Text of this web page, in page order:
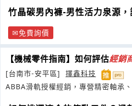
竹晶碳男內褲-男性活力泉源
免費詢價
【機械零件指南】如何評估經銷
[台南市-安平區]
擇鑫科技
ABBA滑軌授權經銷，專營精密軸承